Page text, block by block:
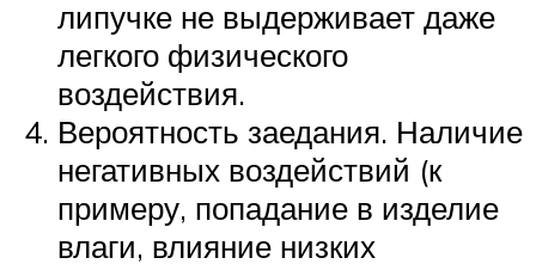
липучке не выдерживает даже
легкого физического
воздействия.
Вероятность заедания. Наличие
негативных воздействий (к
примеру, попадание в изделие
влаги, влияние низких